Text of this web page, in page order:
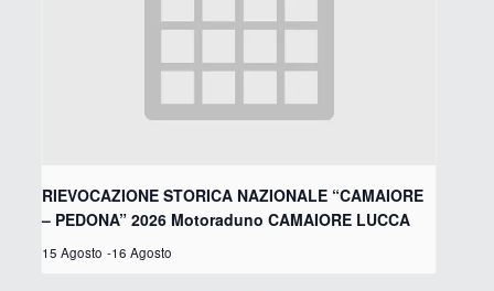
RIEVOCAZIONE STORICA NAZIONALE “CAMAIORE
– PEDONA” 2026 Motoraduno CAMAIORE LUCCA
15 Agosto -16 Agosto